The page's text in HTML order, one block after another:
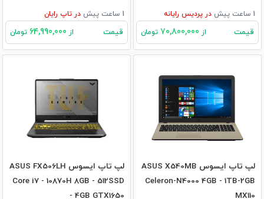
1 ساعت پیش در پردیس رایانه
قیمت از تومان
1 ساعت پیش در تاپ رایان
قیمت از تومان
لپ تاپ ایسوس ASUS X540MB
Celeron-N4000 4GB - 1TB-2GB
MX110
لپ تاپ ایسوس ASUS FX506LH
Core i7 - 10870H 8GB - 512SSD
- 4GB GTX1650